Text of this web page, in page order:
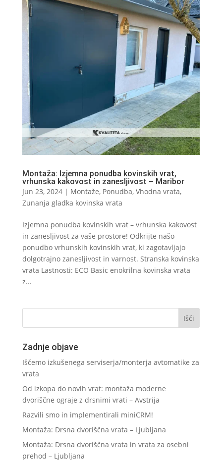
Montaža: Izjemna ponudba kovinskih vrat,
vrhunska kakovost in zanesljivost – Maribor
Jun 23, 2024| Montaže, Ponudba, Vhodna vrata,
Zunanja gladka kovinska vrata
Izjemna ponudba kovinskih vrat – vrhunska kakovost
in zanesljivost za vaše prostore! Odkrijte našo
ponudbo vrhunskih kovinskih vrat, ki zagotavljajo
dolgotrajno zanesljivost in varnost. Stranska kovinska
vrata Lastnosti: ECO Basic enokrilna kovinska vrata
z...
Zadnje objave
Iščemo izkušenega serviserja/monterja avtomatike za
vrata
Od izkopa do novih vrat: montaža moderne
dvoriščne ograje z drsnimi vrati – Avstrija
Razvili smo in implementirali miniCRM!
Montaža: Drsna dvoriščna vrata – Ljubljana
Montaža: Drsna dvoriščna vrata in vrata za osebni
prehod – Ljubljana